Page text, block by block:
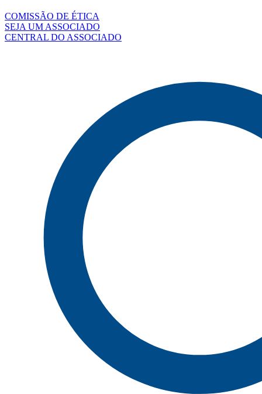
COMISSÃO DE ÉTICA
SEJA UM ASSOCIADO
CENTRAL DO ASSOCIADO